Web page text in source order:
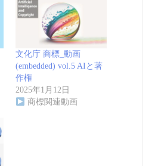
文化庁 商標_動画
(embedded) vol.5 AIと著
作権
2025年1月12日
商標関連動画